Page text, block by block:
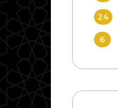
24
6